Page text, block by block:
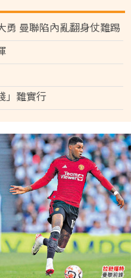
勇 曼聯陷內亂翻身仗難踢
」難實行